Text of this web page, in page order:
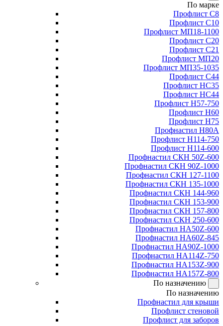
По марке
Профлист С8
Профлист С10
Профлист МП18-1100
Профлист С20
Профлист С21
Профлист МП20
Профлист МП35-1035
Профлист С44
Профлист НС35
Профлист НС44
Профлист Н57-750
Профлист Н60
Профлист Н75
Профнастил Н80А
Профлист Н114-750
Профлист Н114-600
Профнастил СКН 50Z-600
Профнастил СКН 90Z-1000
Профнастил СКН 127-1100
Профнастил СКН 135-1000
Профнастил СКН 144-960
Профнастил СКН 153-900
Профнастил СКН 157-800
Профнастил СКН 250-600
Профнастил НА50Z-600
Профнастил НА60Z-845
Профнастил НА90Z-1000
Профнастил НА114Z-750
Профнастил НА153Z-900
Профнастил НА157Z-800
По назначению
По назначению
Профнастил для крыши
Профлист стеновой
Профлист для заборов